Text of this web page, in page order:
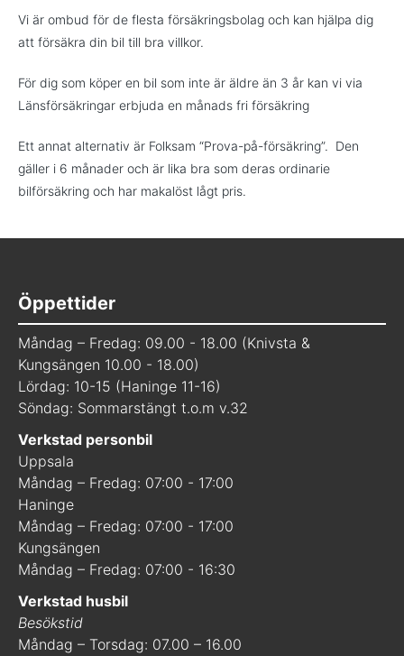
Vi är ombud för de flesta försäkringsbolag och kan hjälpa dig
att försäkra din bil till bra villkor.
För dig som köper en bil som inte är äldre än 3 år kan vi via
Länsförsäkringar erbjuda en månads fri försäkring
Ett annat alternativ är Folksam “Prova-på-försäkring”. Den
gäller i 6 månader och är lika bra som deras ordinarie
bilförsäkring och har makalöst lågt pris.
Öppettider
Måndag – Fredag: 09.00 - 18.00 (Knivsta &
Kungsängen 10.00 - 18.00)
Lördag: 10-15 (Haninge 11-16)
Söndag: Sommarstängt t.o.m v.32
Verkstad personbil
Uppsala
Måndag – Fredag: 07:00 - 17:00
Haninge
Måndag – Fredag: 07:00 - 17:00
Kungsängen
Måndag – Fredag: 07:00 - 16:30
Verkstad husbil
Besökstid
Måndag – Torsdag: 07.00 – 16.00